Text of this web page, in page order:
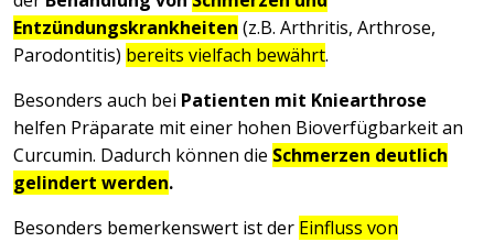
Entzündungskrankheiten (z.B. Arthritis, Arthrose,
Parodontitis) bereits vielfach bewährt.
Besonders auch bei Patienten mit Kniearthrose
helfen Präparate mit einer hohen Bioverfügbarkeit an
Curcumin. Dadurch können die Schmerzen deutlich
gelindert werden.
Besonders bemerkenswert ist der Einfluss von